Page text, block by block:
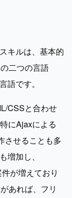
キルは、基本的
二つの言語
語です。
CSSと合わせ
にAjaxによる
させることも多
増加し、
が増えており
あれば、フリ